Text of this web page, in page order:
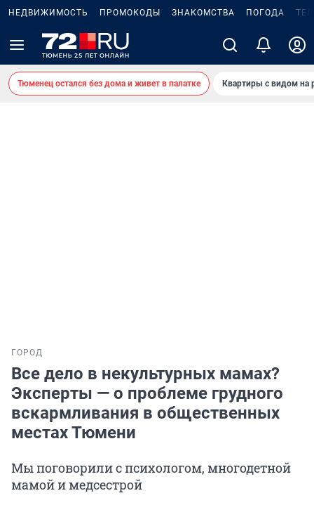
НЕДВИЖИМОСТЬ ПРОМОКОДЫ ЗНАКОМСТВА ПОГОДА
Тюменец остался без дома и живет в палатке Квартиры с видом на
ГОРОД
Все дело в некультурных мамах?
Эксперты — о проблеме грудного
вскармливания в общественных
местах Тюмени
Мы поговорили с психологом, многодетной
мамой и медсестрой